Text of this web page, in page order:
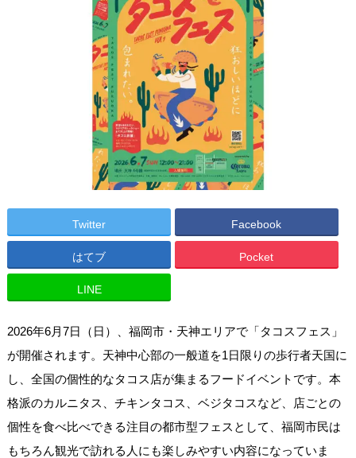
Twitter Facebook
はてブ Pocket
LINE
2026年6月7日（日）、福岡市・天神エリアで「タコスフェス」
が開催されます。天神中心部の一般道を1日限りの歩行者天国に
し、全国の個性的なタコス店が集まるフードイベントです。本
格派のカルニタス、チキンタコス、ベジタコスなど、店ごとの
個性を食べ比べできる注目の都市型フェスとして、福岡市民は
もちろん観光で訪れる人にも楽しみやすい内容になっていま